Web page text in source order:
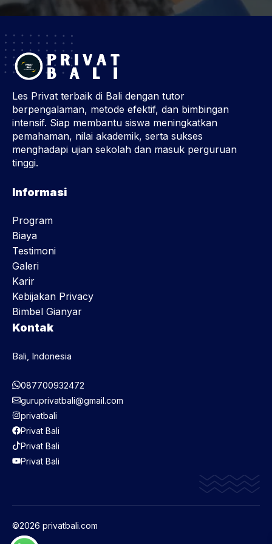
Les Privat terbaik di Bali dengan tutor
berpengalaman, metode efektif, dan bimbingan
intensif. Siap membantu siswa meningkatkan
pemahaman, nilai akademik, serta sukses
menghadapi ujian sekolah dan masuk perguruan
tinggi.
Informasi
Program
Biaya
Testimoni
Galeri
Karir
Kebijakan Privacy
Bimbel Gianyar
Kontak
Bali, Indonesia
087700932472
guruprivatbali@gmail.com
privatbali
Privat Bali
Privat Bali
Privat Bali
©2026 privatbali.com